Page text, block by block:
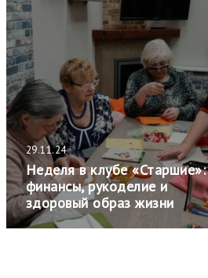
29.11.24
Неделя в клубе «Старшие»:
финансы, рукоделие и
здоровый образ жизни